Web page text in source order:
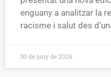
enguany a analitzar la
racisme i salut des
30 de juny de 2026